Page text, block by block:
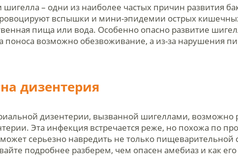
– одни из наиболее частых причин развития
вспышки и мини-эпидемии острых
пища или вода. Особенно опасно развитие
поноса возможно обезвоживание, а из-за нарушения
дизентерия
дизентерии, вызванной шигеллами, возможно
Эта инфекция встречается реже, но похожа по
серьезно навредить не только
подробнее разберем, чем опасен амебиаз и как его